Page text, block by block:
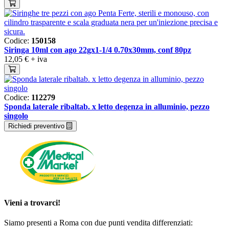
Codice: 150158
Siringa 10ml con ago 22gx1-1/4 0.70x30mm, conf 80pz
12,05 € + iva
Codice: 112279
Sponda laterale ribaltab. x letto degenza in alluminio, pezzo
singolo
Richiedi preventivo
Vieni a trovarci!
Siamo presenti a Roma con due punti vendita differenziati: